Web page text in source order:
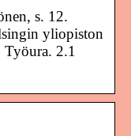
s. 12.
yliopiston
2.1